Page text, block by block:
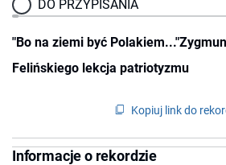
DO PRZYPISANIA
"Bo na ziemi być
Felińskiego lekcja patriotyzmu
Kopiuj link do
Informacje o rekordzie